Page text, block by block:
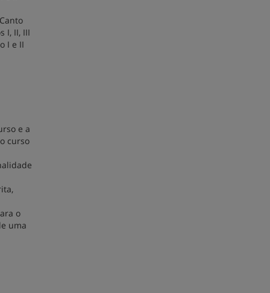
I, II, III
I e II
e a
curso
o
uma